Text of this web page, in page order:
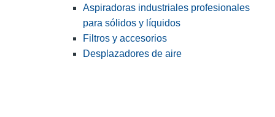
Aspiradoras industriales profesionales
para sólidos y líquidos
Filtros y accesorios
Desplazadores de aire